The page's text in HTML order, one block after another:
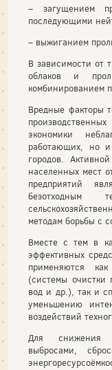
– загущением
последующими
– выжиганием
В зависимости от
облаков и
комбинированием
Вредные факторы
экономики
работающих, но
городов.
населенных мест
предприятий
методам борьбы с
Вместе с тем в
эффективных
применяются
(системы очистки
вод и др.), так и
уменьшению
воздействий
Для снижения
выбросами,